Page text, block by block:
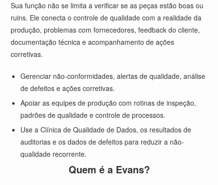
Sua função não se limita a verificar se as peças estão boas ou
ruins. Ele conecta o controle de qualidade com a realidade da
produção, problemas com fornecedores, feedback do cliente,
documentação técnica e acompanhamento de ações
corretivas.
Gerenciar não-conformidades, alertas de qualidade, análise
de defeitos e ações corretivas.
Apoiar as equipes de produção com rotinas de inspeção,
padrões de qualidade e controle de processos.
Use a Clínica de Qualidade de Dados, os resultados de
auditorias e os dados de defeitos para reduzir a não-
qualidade recorrente.
Quem é a Evans?